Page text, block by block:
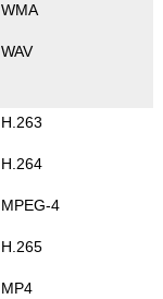
WMA
WAV
H.263
H.264
MPEG-4
H.265
MP4